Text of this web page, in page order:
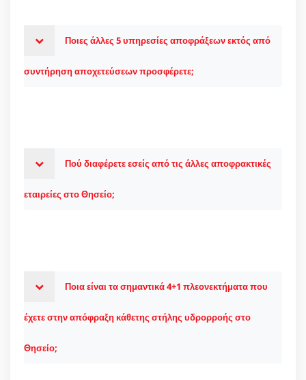
Ποιες άλλες 5 υπηρεσίες αποφράξεων εκτός από
συντήρηση αποχετεύσεων προσφέρετε;
Πού διαφέρετε εσείς από τις άλλες αποφρακτικές
εταιρείες στο Θησείο;
Ποια είναι τα σημαντικά 4+1 πλεονεκτήματα που
έχετε στην απόφραξη κάθετης στήλης υδρορροής στο
Θησείο;